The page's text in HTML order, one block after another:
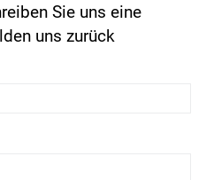
Sie uns eine
uns zurück